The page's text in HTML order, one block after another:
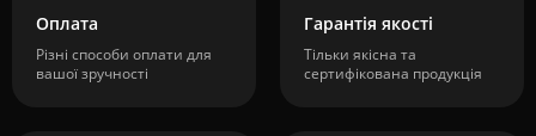
Оплата
Різні способи оплати для
вашої зручності
Гарантія якості
Тільки якісна та
сертифікована продукція